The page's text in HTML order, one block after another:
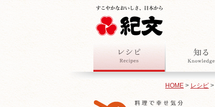
HOME > レシピ >